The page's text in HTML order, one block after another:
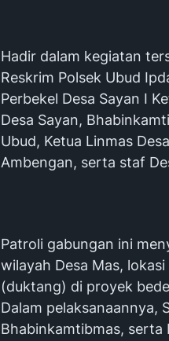
Hadir dalam kegiatan
Reskrim Polsek Ubud
Perbekel Desa Sayan I
Desa Sayan,
Ubud, Ketua Linmas
Ambengan, serta staf
Patroli gabungan ini
wilayah Desa Mas,
(duktang) di proyek
Dalam pelaksanaannya,
Bhabinkamtibmas, serta